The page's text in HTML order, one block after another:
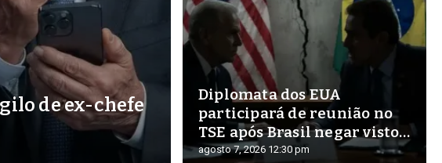
de ex-chefe
Diplomata dos EUA
participará de reunião no
TSE após Brasil negar visto
a oficiais americanos
agosto 7, 2026 12:30 pm